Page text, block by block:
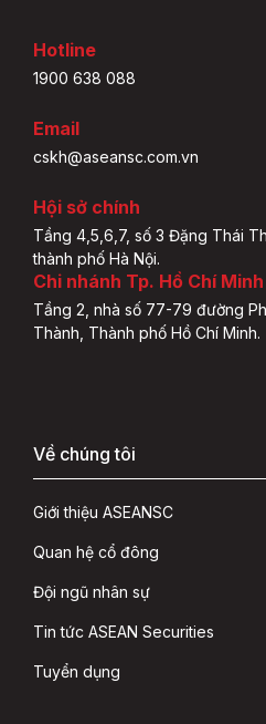
Hotline
1900 638 088
Email
cskh@aseansc.com.vn
Hội sở chính
Tầng 4,5,6,7, số 3 Đặng Thái
thành phố Hà Nội.
Chi nhánh Tp. Hồ Chí Minh
Tầng 2, nhà số 77-79 đường
Thành, Thành phố Hồ Chí Minh.
Về chúng tôi
Giới thiệu ASEANSC
Quan hệ cổ đông
Đội ngũ nhân sự
Tin tức ASEAN Securities
Tuyển dụng